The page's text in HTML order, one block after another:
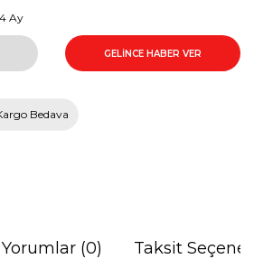
Ay
GELİNCE HABER VER
Bedava
Yorumlar (0) Taksit